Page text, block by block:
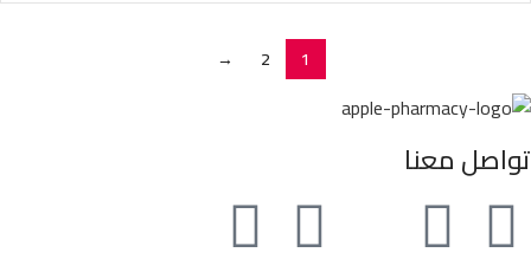
1
2
→
تواصل معنا